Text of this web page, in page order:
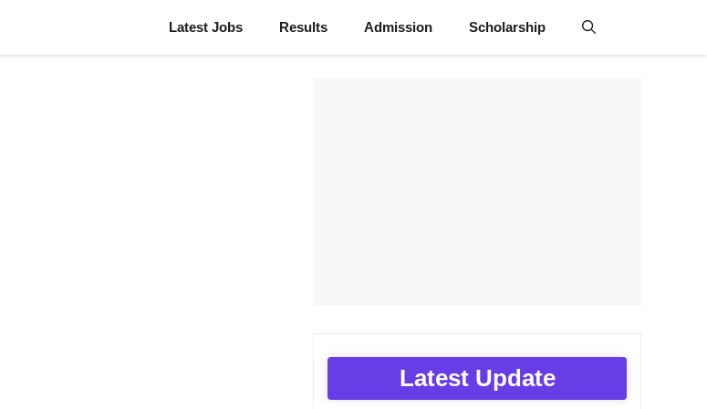
Latest Jobs Results Admission Scholarship
Latest Update